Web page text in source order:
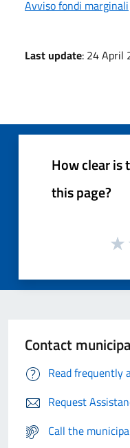
Avviso fondi marginali
Last update: 24 April
How clear is
this page?
Contact
Read frequently
Request
Call the